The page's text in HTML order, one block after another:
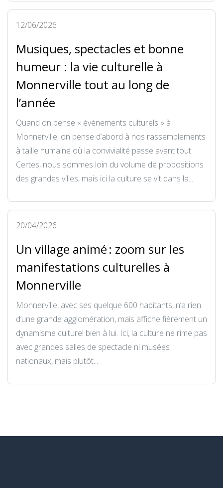
12/06/2026
Musiques, spectacles et bonne
humeur : la vie culturelle à
Monnerville tout au long de
l’année
Quand on pense « événements culturels » à
Monnerville, on pense d’abord à nos rassemblements
à taille humaine où la convivialité passe avant tout.
Certes, nous sommes loin du volume de propositions
des grandes villes, mais ici la culture se vit dans la...
20/04/2026
Un village animé : zoom sur les
manifestations culturelles à
Monnerville
Monnerville, avec ses quelque 600 habitants, n’a rien
d’une grande agglomération, mais affiche fièrement un
dynamisme culturel bien à lui. Ici, la culture ne rime pas
avec grandes salles de spectacle ni musées
nationaux, mais plutôt...